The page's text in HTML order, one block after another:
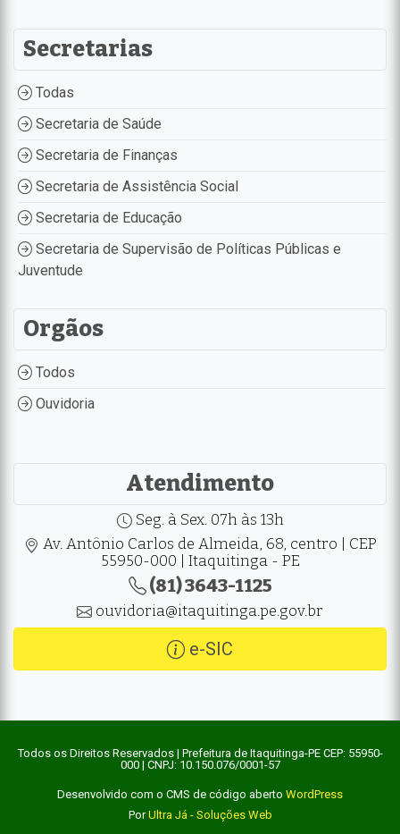
Secretarias
Todas
Secretaria de Saúde
Secretaria de Finanças
Secretaria de Assistência Social
Secretaria de Educação
Secretaria de Supervisão de Políticas Públicas e
Juventude
Orgãos
Todos
Ouvidoria
Atendimento
Seg. à Sex. 07h às 13h
Av. Antônio Carlos de Almeida, 68, centro | CEP
55950-000 | Itaquitinga - PE
(81) 3643-1125
ouvidoria@itaquitinga.pe.gov.br
e-SIC
Todos os Direitos Reservados | Prefeitura de Itaquitinga-PE CEP: 55950-
000 | CNPJ: 10.150.076/0001-57
Desenvolvido com o CMS de código aberto WordPress
PorUltra Já - Soluções Web